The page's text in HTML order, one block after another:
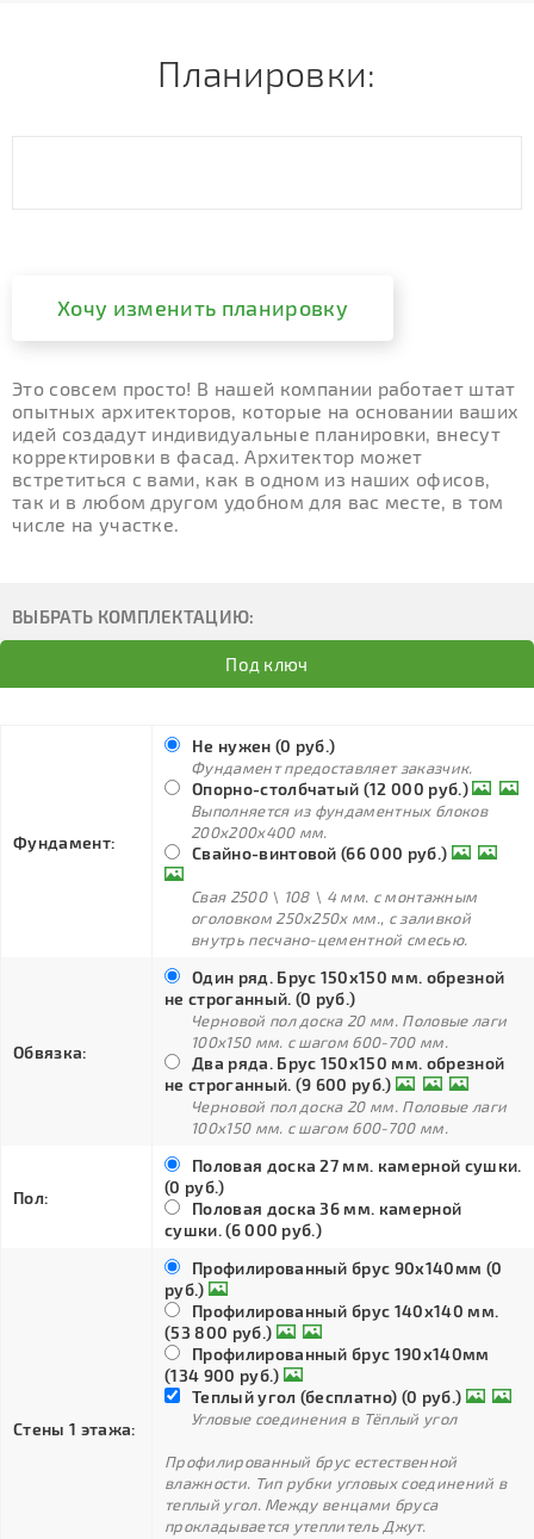
Планировки:
Хочу изменить планировку
Это совсем просто! В нашей компании работает штат
опытных архитекторов, которые на основании ваших
идей создадут индивидуальные планировки, внесут
корректировки в фасад. Архитектор может
встретиться с вами, как в одном из наших офисов,
так и в любом другом удобном для вас месте, в том
числе на участке.
ВЫБРАТЬ КОМПЛЕКТАЦИЮ:
Под ключ
Фундамент:
Не нужен (0 руб.)
Фундамент предоставляет заказчик.
Опорно-столбчатый (12 000 руб.)
Выполняется из фундаментных блоков
200х200х400 мм.
Свайно-винтовой (66 000 руб.)
Свая 2500 \ 108 \ 4 мм. с монтажным
оголовком 250х250х мм., с заливкой
внутрь песчано-цементной смесью.
Обвязка:
Один ряд. Брус 150х150 мм. обрезной
не строганный. (0 руб.)
Черновой пол доска 20 мм. Половые лаги
100х150 мм. с шагом 600-700 мм.
Два ряда. Брус 150х150 мм. обрезной
не строганный. (9 600 руб.)
Черновой пол доска 20 мм. Половые лаги
100х150 мм. с шагом 600-700 мм.
Пол:
Половая доска 27 мм. камерной сушки.
(0 руб.)
Половая доска 36 мм. камерной
сушки. (6 000 руб.)
Стены 1 этажа:
Профилированный брус 90х140мм (0
руб.)
Профилированный брус 140х140 мм.
(53 800 руб.)
Профилированный брус 190х140мм
(134 900 руб.)
Теплый угол (бесплатно) (0 руб.)
Угловые соединения в Тёплый угол
Профилированный брус естественной
влажности. Тип рубки угловых соединений в
теплый угол. Между венцами бруса
прокладывается утеплитель Джут.